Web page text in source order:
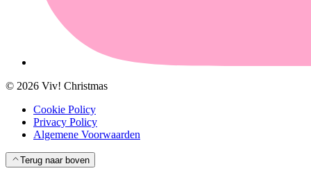
© 2026 Viv! Christmas
Cookie Policy
Privacy Policy
Algemene Voorwaarden
Terug naar boven